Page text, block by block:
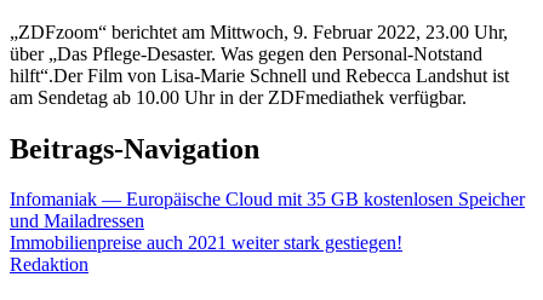
„ZDFzoom“ berichtet am Mittwoch, 9. Februar 2022, 23.00 Uhr,
über „Das Pflege-Desaster. Was gegen den Personal-Notstand
hilft“.Der Film von Lisa-Marie Schnell und Rebecca Landshut ist
am Sendetag ab 10.00 Uhr in der ZDFmediathek verfügbar.
Beitrags-Navigation
Infomaniak — Europäische Cloud mit 35 GB kostenlosen Speicher
und Mailadressen
Immobilienpreise auch 2021 weiter stark gestiegen!
Redaktion